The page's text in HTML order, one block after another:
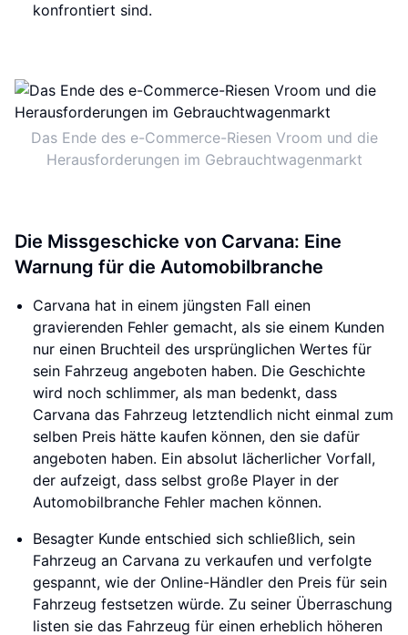
konfrontiert sind.
Das Ende des e-Commerce-Riesen Vroom und die
Herausforderungen im Gebrauchtwagenmarkt
Die Missgeschicke von Carvana: Eine
Warnung für die Automobilbranche
Carvana hat in einem jüngsten Fall einen
gravierenden Fehler gemacht, als sie einem Kunden
nur einen Bruchteil des ursprünglichen Wertes für
sein Fahrzeug angeboten haben. Die Geschichte
wird noch schlimmer, als man bedenkt, dass
Carvana das Fahrzeug letztendlich nicht einmal zum
selben Preis hätte kaufen können, den sie dafür
angeboten haben. Ein absolut lächerlicher Vorfall,
der aufzeigt, dass selbst große Player in der
Automobilbranche Fehler machen können.
Besagter Kunde entschied sich schließlich, sein
Fahrzeug an Carvana zu verkaufen und verfolgte
gespannt, wie der Online-Händler den Preis für sein
Fahrzeug festsetzen würde. Zu seiner Überraschung
listen sie das Fahrzeug für einen erheblich höheren